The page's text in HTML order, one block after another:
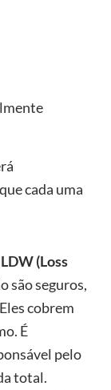
cada uma
(Loss
são seguros,
cobrem
É
pelo
total.